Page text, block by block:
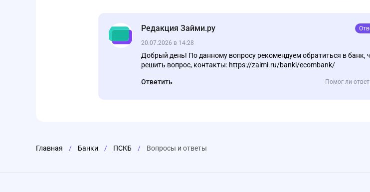
Редакция Займи.ру
20.07.2026 в 14:28
Добрый день! По данному вопросу рекомендуем обратиться в банк,
решить вопрос, контакты: https://zaimi.ru/banki/ecombank/
Ответить Помог ли
Главная / Банки / ПСКБ / Вопросы и ответы